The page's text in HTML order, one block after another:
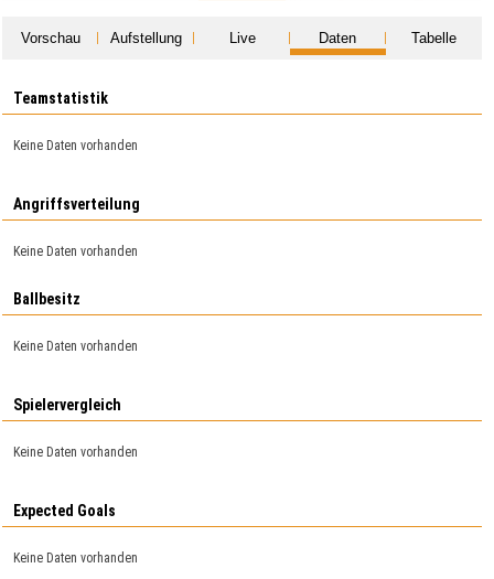
Vorschau Aufstellung Live Daten Tabelle
Teamstatistik
Keine Daten vorhanden
Angriffsverteilung
Keine Daten vorhanden
Ballbesitz
Keine Daten vorhanden
Spielervergleich
Keine Daten vorhanden
Expected Goals
Keine Daten vorhanden